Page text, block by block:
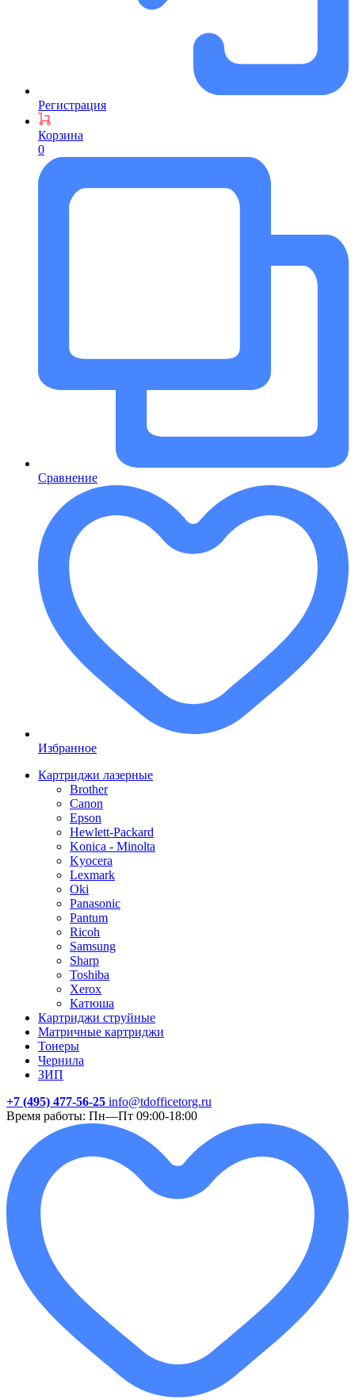
Регистрация
Корзина
0
Сравнение
Избранное
Картриджи лазерные
Brother
Canon
Epson
Hewlett-Packard
Konica - Minolta
Kyocera
Lexmark
Oki
Panasonic
Pantum
Ricoh
Samsung
Sharp
Toshiba
Xerox
Катюша
Картриджи струйные
Матричные картриджи
Тонеры
Чернила
ЗИП
+7 (495) 477-56-25 info@tdofficetorg.ru
Время работы: Пн—Пт 09:00-18:00